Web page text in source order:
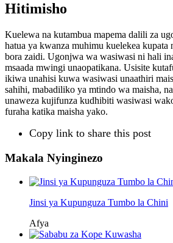
Hitimisho
Kuelewa na kutambua mapema dalili za
hatua ya kwanza muhimu kuelekea kupata
bora zaidi. Ugonjwa wa wasiwasi ni hali
msaada mwingi unaopatikana. Usisite
ikiwa unahisi kuwa wasiwasi unaathiri
sahihi, mabadiliko ya mtindo wa maisha,
unaweza kujifunza kudhibiti wasiwasi
furaha katika maisha yako.
Copy link to share this post
Makala Nyinginezo
Jinsi ya Kupunguza Tumbo la Chini
Afya